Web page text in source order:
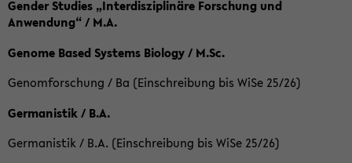
Gender Studies „Interdisziplinäre Forschung und
Anwendung“ / M.A.
Genome Based Systems Biology / M.Sc.
Genomforschung / Ba (Einschreibung bis WiSe 25/26)
Germanistik / B.A.
Germanistik / B.A. (Einschreibung bis WiSe 25/26)